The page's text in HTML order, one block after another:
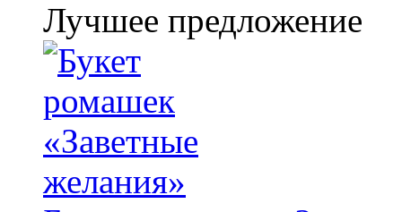
Лучшее предложение